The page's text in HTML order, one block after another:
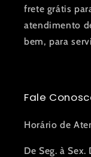
frete grátis
atendimento
bem, para
Fale
Horário de
De Seg. à